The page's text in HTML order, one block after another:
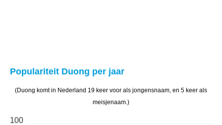
Populariteit Duong per jaar
(Duong komt in Nederland 19 keer voor als jongensnaam, en 5 keer als
meisjenaam.)
100